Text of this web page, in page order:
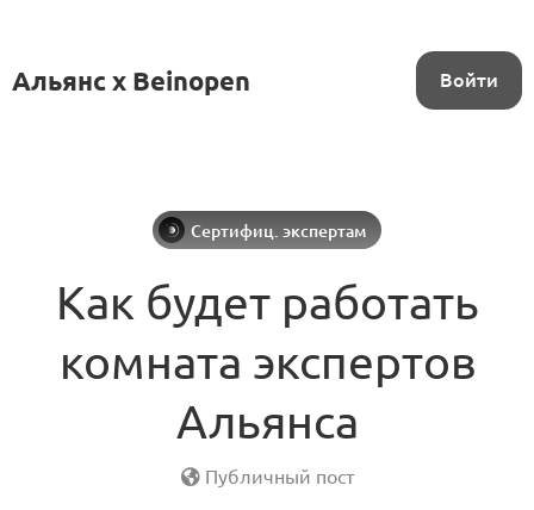
Альянс x Beinopen Войти
Сертифиц. экспертам
Как будет работать
комната экспертов
Альянса
Публичный пост